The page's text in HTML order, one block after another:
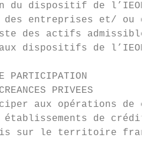
du dispositif de l’IEOM,
des entreprises et/ ou
des actifs admissibles
dispositifs de l’IEOM.
DE
PRIVEES
aux opérations de
établissements de crédit
sur le territoire